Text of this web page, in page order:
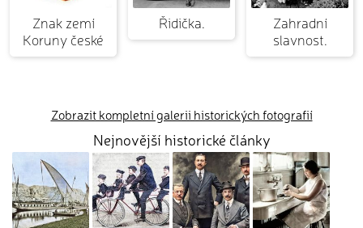
Znak zemí
Koruny české
Řidička.
Zahradní
slavnost.
Zobrazit kompletní galerii historických fotografií
Nejnovější historické články